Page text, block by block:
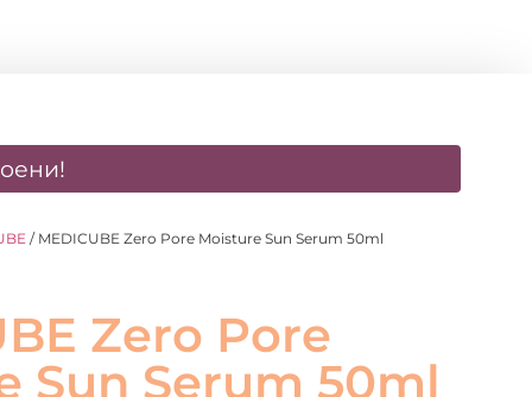
/ MEDICUBE Zero Pore Moisture Sun Serum 50ml
Zero Pore
Sun Serum 50ml